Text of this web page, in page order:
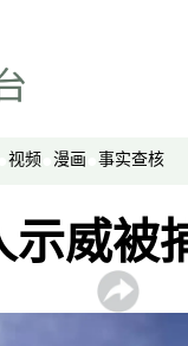
视频 漫画 事实查核
播客
示威被